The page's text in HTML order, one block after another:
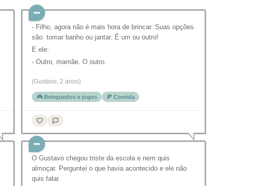
- Filho, agora não é mais hora de brincar. Suas opções
são: tomar banho ou jantar. É um ou outro!
E ele:
- Outro, mamãe. O outro.
(Gustavo, 2 anos)
🎮 Brinquedos e jogos 🍕 Comida
O Gustavo chegou triste da escola e nem quis
almoçar. Perguntei o que havia acontecido e ele não
quis falar.